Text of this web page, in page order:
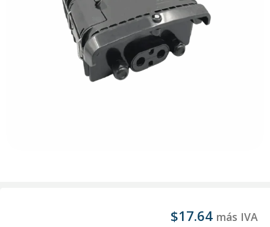
$17.64 más IVA